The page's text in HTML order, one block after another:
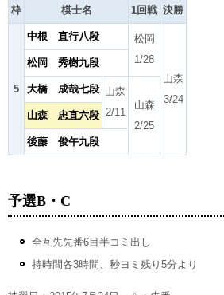
枠 棋士名 1回戦 決勝
5
中根 直行八段
松岡
1/28
山森
3/24
松岡 秀樹九段
大橋 成哉七段 山森
2/11
山森
2/25
山森 忠直六段
後藤 俊午九段
予選B・C
全互先先番6目半コミ出し
持時間各3時間、秒ヨミ残り5分より